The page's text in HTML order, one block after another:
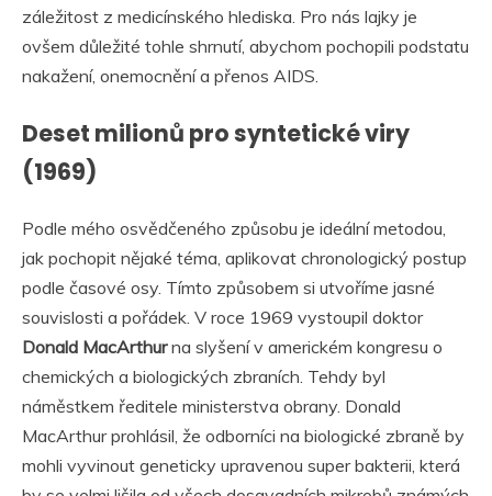
záležitost z medicínského hlediska. Pro nás lajky je
ovšem důležité tohle shrnutí, abychom pochopili podstatu
nakažení, onemocnění a přenos AIDS.
Deset milionů pro syntetické viry
(1969)
Podle mého osvědčeného způsobu je ideální metodou,
jak pochopit nějaké téma, aplikovat chronologický postup
podle časové osy. Tímto způsobem si utvoříme jasné
souvislosti a pořádek. V roce 1969 vystoupil doktor
Donald MacArthurna slyšení v americkém kongresu o
chemických a biologických zbraních. Tehdy byl
náměstkem ředitele ministerstva obrany. Donald
MacArthur prohlásil, že odborníci na biologické zbraně by
mohli vyvinout geneticky upravenou super bakterii, která